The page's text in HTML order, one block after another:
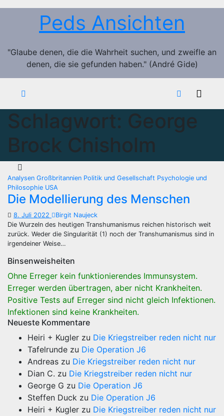
Zum
Peds Ansichten
"Glaube denen, die die Wahrheit suchen, und zweifle an
denen, die sie gefunden haben." (André Gide)
Schlagwort: George
Brock Chisholm
Analysen Großbritannien Politik und Gesellschaft Psychologie und
Philosophie USA
Die Modellierung des Menschen
8. Juli 2022
Birgit Naujeck
Die Wurzeln des heutigen Transhumanismus reichen historisch weit
zurück. Weder die Singularität (1) noch der Transhumanismus sind in
irgendeiner Weise…
Binsenweisheiten
Ohne Erreger kein funktionierendes Immunsystem.
Erreger werden übertragen, aber nicht Krankheiten.
Positive Tests auf Erreger sind nicht gleich Infektionen.
Infektionen sind keine Krankheiten.
Neueste Kommentare
Heiri + Kugler zu Die Kriegstreiber reden nicht nur
Tafelrunde zu Die Operation J6
Andreas zu Die Kriegstreiber reden nicht nur
Dian C. zu Die Kriegstreiber reden nicht nur
George G zu Die Operation J6
Steffen Duck zu Die Operation J6
Heiri + Kugler zu Die Kriegstreiber reden nicht nur